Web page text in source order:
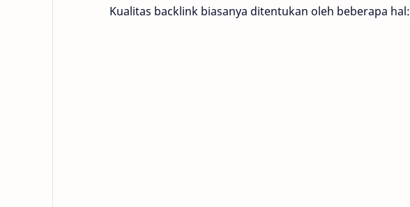
Kualitas backlink biasanya ditentukan oleh beberapa hal: